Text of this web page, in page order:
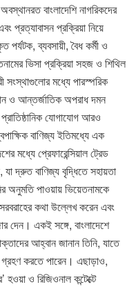
বাংলাদেশি নাগরিকদের
প্রত্যাবাসন প্রক্রিয়া নিয়ে
পর্যটক, ব্যবসায়ী, বৈধ কর্মী ও
ভিসা প্রক্রিয়া সহজ ও শিথিল
মধ্যে পারস্পরিক
ও আন্তর্জাতিক অপরাধ দমন
প্রাতিষ্ঠানিক যোগাযোগ আরও
বাণিজ্য ইতিমধ্যে এক
মধ্যে প্রেফারেন্সিয়াল ট্রেড
যা দ্রুত বাণিজ্য বৃদ্ধিতে সহায়তা
অনুমতি পাওয়ায় ভিয়েতনামকে
কথা উল্লেখ করেন এবং
একই সঙ্গে, বাংলাদেশে
আহ্বান জানান তিনি, যাতে
গ্রহণ করতে পারেন। এছাড়াও,
হওয়া ও রিজিওনাল কন্টেক্টে